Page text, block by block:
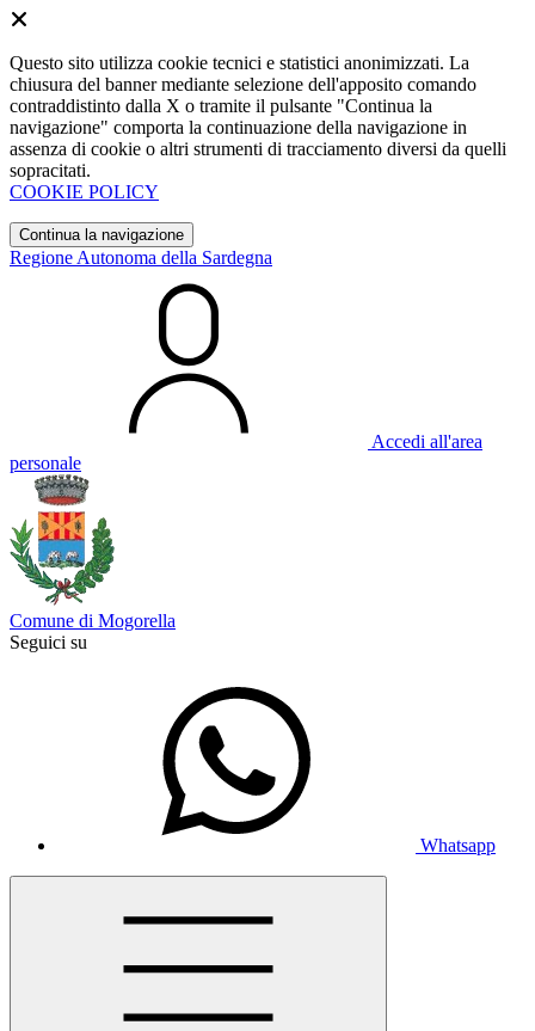
Questo sito utilizza cookie tecnici e statistici anonimizzati. La
chiusura del banner mediante selezione dell'apposito comando
contraddistinto dalla X o tramite il pulsante "Continua la
navigazione" comporta la continuazione della navigazione in
assenza di cookie o altri strumenti di tracciamento diversi da quelli
sopracitati.
COOKIE POLICY
Continua la navigazione
Regione Autonoma della Sardegna
Accedi all'area
personale
Comune di Mogorella
Seguici su
Whatsapp